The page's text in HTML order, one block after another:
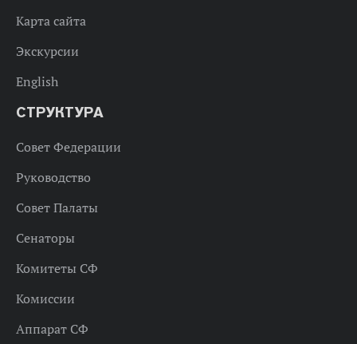
Карта сайта
Экскурсии
English
СТРУКТУРА
Совет Федерации
Руководство
Совет Палаты
Сенаторы
Комитеты СФ
Комиссии
Аппарат СФ